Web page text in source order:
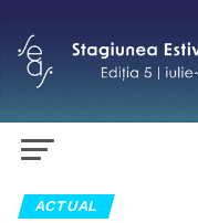
ACTUAL